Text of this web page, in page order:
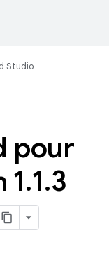
Studio
pour
1.1.3